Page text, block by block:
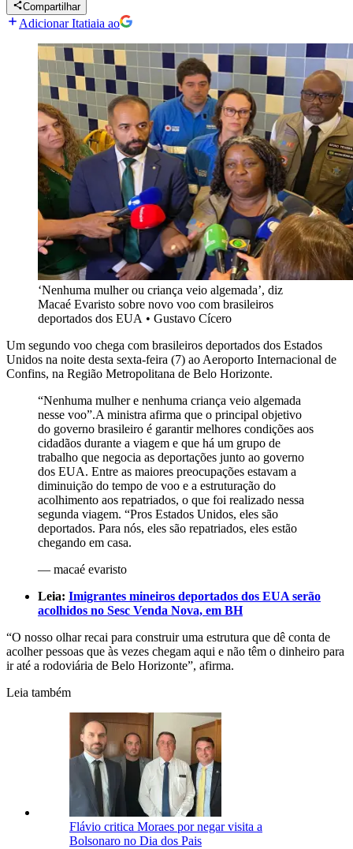
Compartilhar
Adicionar Itatiaia ao
‘Nenhuma mulher ou criança veio algemada’, diz
Macaé Evaristo sobre novo voo com brasileiros
deportados dos EUA • Gustavo Cícero
Um segundo voo chega com brasileiros deportados dos Estados
Unidos na noite desta sexta-feira (7) ao Aeroporto Internacional de
Confins, na Região Metropolitana de Belo Horizonte.
“Nenhuma mulher e nenhuma criança veio algemada
nesse voo”.A ministra afirma que o principal objetivo
do governo brasileiro é garantir melhores condições aos
cidadãos durante a viagem e que há um grupo de
trabalho que negocia as deportações junto ao governo
dos EUA. Entre as maiores preocupações estavam a
diminuição do tempo de voo e a estruturação do
acolhimento aos repatriados, o que foi realizado nessa
segunda viagem. “Pros Estados Unidos, eles são
deportados. Para nós, eles são repatriados, eles estão
chegando em casa.
— macaé evaristo
Leia: Imigrantes mineiros deportados dos EUA serão
acolhidos no Sesc Venda Nova, em BH
“O nosso olhar recai para construir uma estrutura que dê conta de
acolher pessoas que às vezes chegam aqui e não têm o dinheiro para
ir até a rodoviária de Belo Horizonte”, afirma.
Leia também
Flávio critica Moraes por negar visita a
Bolsonaro no Dia dos Pais